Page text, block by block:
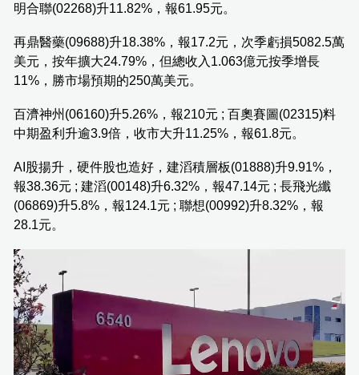
明合聯(02268)升11.82%，報61.95元。
再鼎醫藥(09688)升18.38%，報17.2元，次季虧損5082.5萬
美元，按年擴大24.79%，但總收入1.063億元按季增長
11%，勝市場預期的250萬美元。
百濟神州(06160)升5.26%，報210元 ; 百奧賽圖(02315)料
中期盈利升逾3.9倍，收市大升11.25%，報61.8元。
AI股揚升，硬件股也造好，建滔積層板(01888)升9.91%，
報38.36元 ; 建滔(00148)升6.32%，報47.14元 ; 長飛光纖
(06869)升5.8%，報124.1元 ; 聯想(00992)升8.32%，報
28.1元。